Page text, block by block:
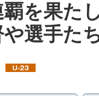
覇を果た
選手た